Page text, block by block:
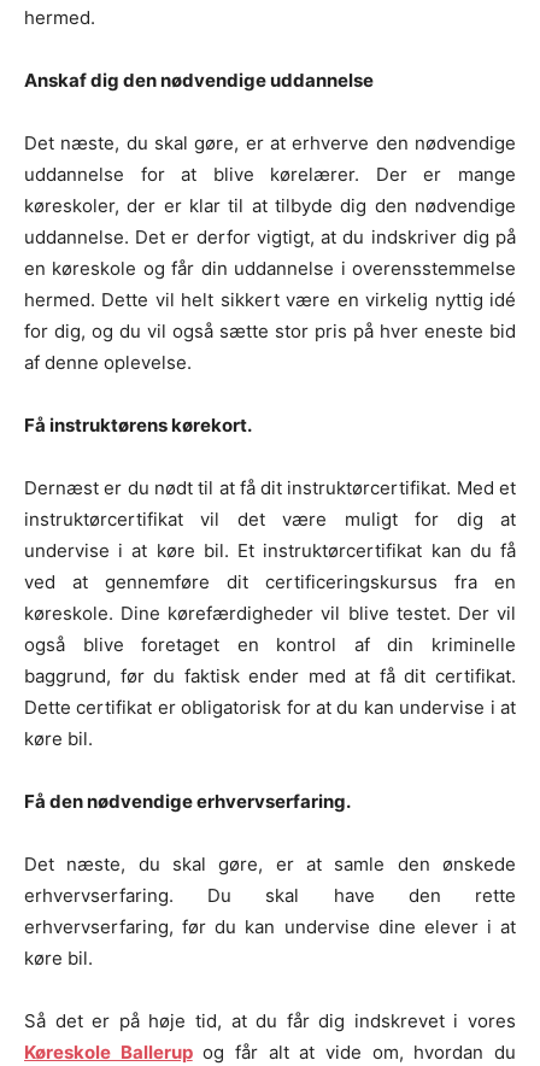
hermed.
Anskaf dig den nødvendige uddannelse
Det næste, du skal gøre, er at erhverve den nødvendige
uddannelse for at blive kørelærer. Der er mange
køreskoler, der er klar til at tilbyde dig den nødvendige
uddannelse. Det er derfor vigtigt, at du indskriver dig på
en køreskole og får din uddannelse i overensstemmelse
hermed. Dette vil helt sikkert være en virkelig nyttig idé
for dig, og du vil også sætte stor pris på hver eneste bid
af denne oplevelse.
Få instruktørens kørekort.
Dernæst er du nødt til at få dit instruktørcertifikat. Med et
instruktørcertifikat vil det være muligt for dig at
undervise i at køre bil. Et instruktørcertifikat kan du få
ved at gennemføre dit certificeringskursus fra en
køreskole. Dine kørefærdigheder vil blive testet. Der vil
også blive foretaget en kontrol af din kriminelle
baggrund, før du faktisk ender med at få dit certifikat.
Dette certifikat er obligatorisk for at du kan undervise i at
køre bil.
Få den nødvendige erhvervserfaring.
Det næste, du skal gøre, er at samle den ønskede
erhvervserfaring. Du skal have den rette
erhvervserfaring, før du kan undervise dine elever i at
køre bil.
Så det er på høje tid, at du får dig indskrevet i vores
Køreskole Ballerupog får alt at vide om, hvordan du